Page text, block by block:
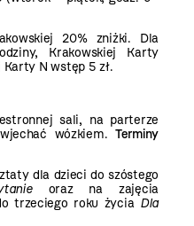
20% zniżki. Dla
Krakowskiej Karty
Karty N wstęp 5 zł.
sali, na parterze
wózkiem. Terminy
dla dzieci do szóstego
oraz na zajęcia
trzeciego roku życia Dla